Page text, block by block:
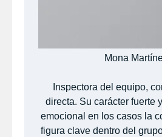
Mona
Inspectora del equipo,
directa. Su carácter fuerte
emocional en los casos la
figura clave dentro del